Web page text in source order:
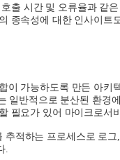
호출 시간 및 오류율과 같
종속성에 대한 인사이트
이 가능하도록 만든 아키
일반적으로 분산된 환경
필요가 있어 마이크로서
추적하는 프로세스로 로그
.